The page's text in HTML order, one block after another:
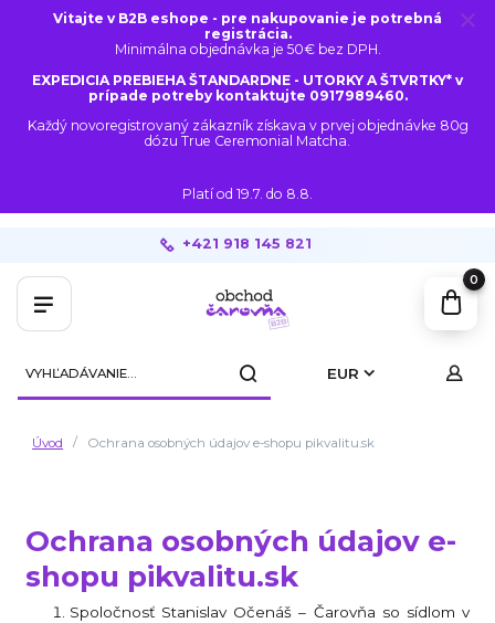
Vitajte v B2B eshope - pre nakupovanie je potrebná
registrácia.
Minimálna objednávka je 50€ bez DPH.
EXPEDICIA PREBIEHA ŠTANDARDNE - UTORKY A ŠTVRTKY* v
prípade potreby kontaktujte 0917989460.
Každý novoregistrovaný zákazník získava v prvej objednávke 80g
dózu True Ceremonial Matcha.
Platí od 19.7. do 8.8.
EUR
+421 918 145 821
0
Úvod Ochrana osobných údajov e-shopu pikvalitu.sk
Ochrana osobných údajov e-
shopu pikvalitu.sk
Spoločnosť Stanislav Očenáš – Čarovňa so sídlom v